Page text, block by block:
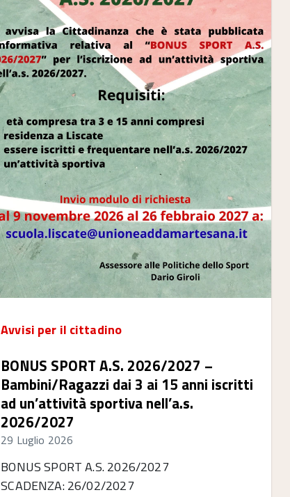
Avvisi per il cittadino
BONUS SPORT A.S. 2026/2027 –
Bambini/Ragazzi dai 3 ai 15 anni iscritti
ad un’attività sportiva nell’a.s.
2026/2027
29 Luglio 2026
BONUS SPORT A.S. 2026/2027
SCADENZA: 26/02/2027